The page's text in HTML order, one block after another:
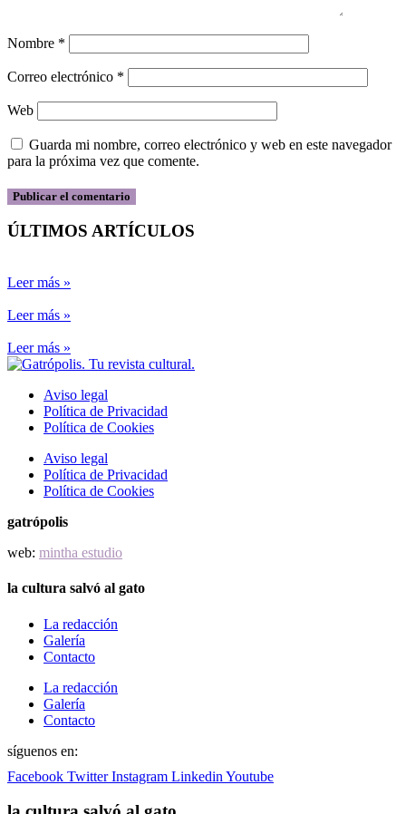
Nombre *
Correo electrónico *
Web
Guarda mi nombre, correo electrónico y web en este navegador
para la próxima vez que comente.
ÚLTIMOS ARTÍCULOS
Leer más »
Leer más »
Leer más »
Aviso legal
Política de Privacidad
Política de Cookies
Aviso legal
Política de Privacidad
Política de Cookies
gatrópolis
web: mintha estudio
la cultura salvó al gato
La redacción
Galería
Contacto
La redacción
Galería
Contacto
síguenos en:
Facebook Twitter Instagram Linkedin Youtube